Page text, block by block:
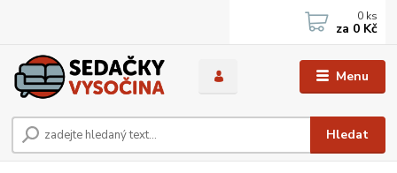
Menu
Hledat
0 ks
za 0 Kč